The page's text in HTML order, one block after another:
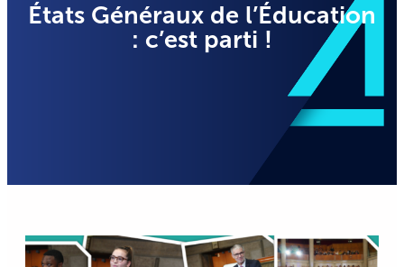
États Généraux de l’Éducation
: c’est parti !